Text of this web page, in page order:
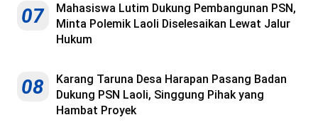
07
Mahasiswa Lutim Dukung Pembangunan PSN,
Minta Polemik Laoli Diselesaikan Lewat Jalur
Hukum
08
Karang Taruna Desa Harapan Pasang Badan
Dukung PSN Laoli, Singgung Pihak yang
Hambat Proyek